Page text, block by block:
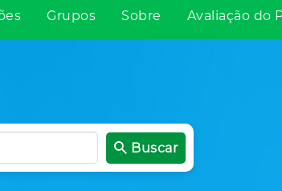
Grupos Sobre Avaliação do
Buscar